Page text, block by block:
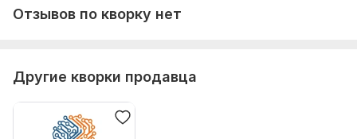
Отзывов по кворку нет
Другие кворки продавца